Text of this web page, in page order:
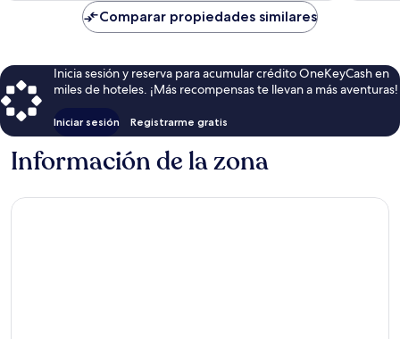
es
Comparar propiedades similares
Inicia sesión y reserva para acumular crédito OneKeyCash en
miles de hoteles. ¡Más recompensas te llevan a más aventuras!
Iniciar sesión Registrarme gratis
Información de la zona